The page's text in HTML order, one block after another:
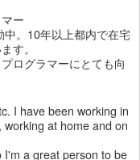
ー
。10年以上都内で在宅
す。
ログラマーにとても向
I have been working in
at home and on
I'm a great person to be